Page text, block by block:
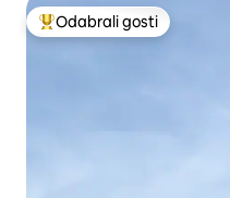
Među najviše rangiranima
Odabrali gosti